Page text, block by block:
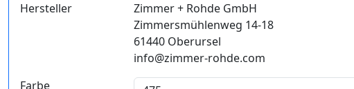
Hersteller
Zimmer + Rohde GmbH
Zimmersmühlenweg 14-18
61440 Oberursel
info@zimmer-rohde.com
Farbe